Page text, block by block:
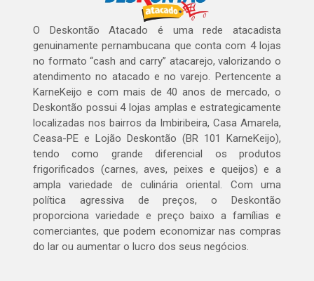
O Deskontão Atacado é uma rede atacadista
genuinamente pernambucana que conta com 4 lojas
no formato “cash and carry” atacarejo, valorizando o
atendimento no atacado e no varejo. Pertencente a
KarneKeijo e com mais de 40 anos de mercado, o
Deskontão possui 4 lojas amplas e estrategicamente
localizadas nos bairros da Imbiribeira, Casa Amarela,
Ceasa-PE e Lojão Deskontão (BR 101 KarneKeijo),
tendo como grande diferencial os produtos
frigorificados (carnes, aves, peixes e queijos) e a
ampla variedade de culinária oriental. Com uma
política agressiva de preços, o Deskontão
proporciona variedade e preço baixo a famílias e
comerciantes, que podem economizar nas compras
do lar ou aumentar o lucro dos seus negócios.